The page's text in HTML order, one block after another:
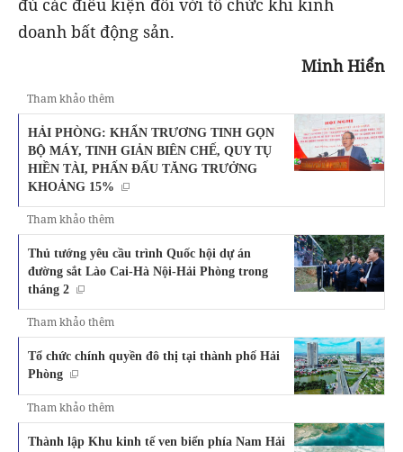
doanh bất động sản.
Minh Hiển
Tham khảo thêm
HẢI PHÒNG: KHẨN TRƯƠNG TINH GỌN
BỘ MÁY, TINH GIẢN BIÊN CHẾ, QUY TỤ
HIỀN TÀI, PHẤN ĐẤU TĂNG TRƯỞNG
KHOẢNG 15%
Tham khảo thêm
Thủ tướng yêu cầu trình Quốc hội dự án
đường sắt Lào Cai-Hà Nội-Hải Phòng trong
tháng 2
Tham khảo thêm
Tổ chức chính quyền đô thị tại thành phố Hải
Phòng
Tham khảo thêm
Thành lập Khu kinh tế ven biển phía Nam Hải